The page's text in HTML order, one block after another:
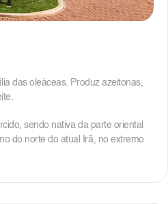
das oleáceas. Produz azeitonas,
sendo nativa da parte oriental
do norte do atual Irã, no extremo